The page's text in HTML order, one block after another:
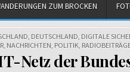
ZUM BROCKEN
DEUTSCHLAND DIGITALE
NACHRICHTEN POLITIK
Netz der